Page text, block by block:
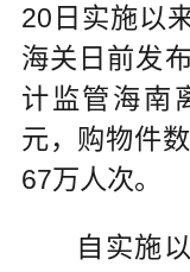
20日实施以
海关日前发
计监管海南
元，购物件
67万人次。
自实施